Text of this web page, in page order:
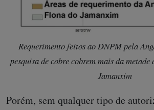
Requerimento feitos ao DNPM pela
pesquisa de cobre cobrem mais da
Jamanxim
Porém, sem qualquer tipo de